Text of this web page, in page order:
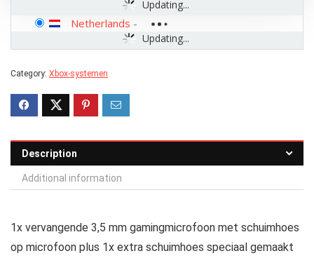
Updating...
Updating...
Netherlands -
Category: Xbox-systemen
Description
Additional information
1x vervangende 3,5 mm gamingmicrofoon met schuimhoes
op microfoon plus 1x extra schuimhoes speciaal gemaakt